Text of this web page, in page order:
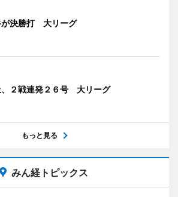
が決勝打 大リーグ
、２戦連発２６号 大リーグ
もっと見る
みん経トピックス